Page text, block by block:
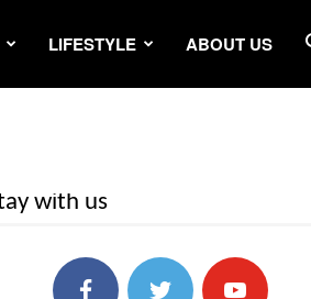
LIFESTYLE ABOUT US
with us